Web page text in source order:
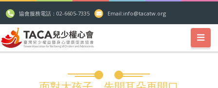
協會服務電話：02-6605-7335 Email:info@tacatw.org